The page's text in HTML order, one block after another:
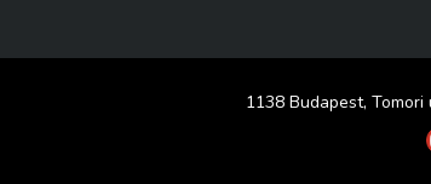
1138 Budapest, Tomori